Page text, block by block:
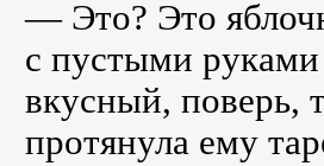
— Это? Это
с пустыми
вкусный, поверь,
протянула ему